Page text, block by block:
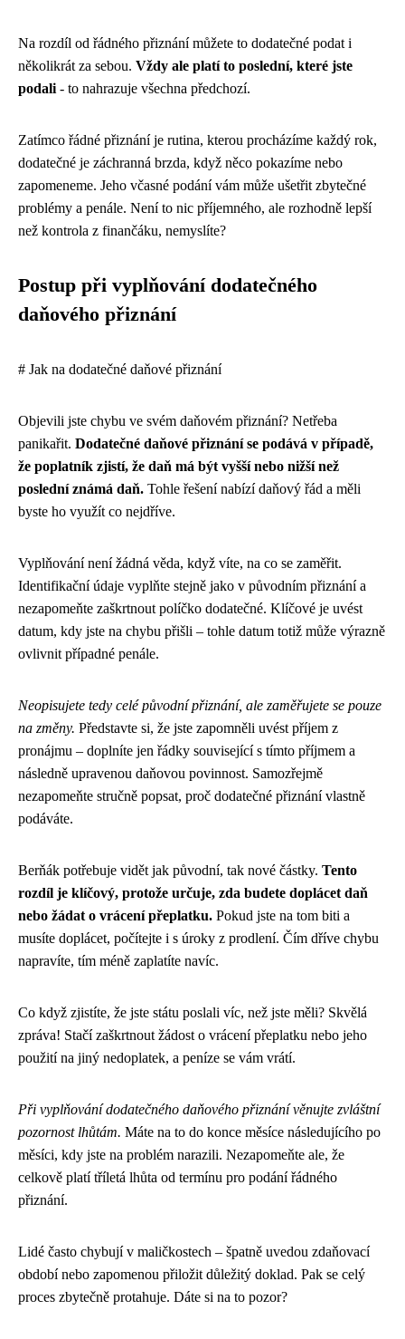
Na rozdíl od řádného přiznání můžete to dodatečné podat i
několikrát za sebou. Vždy ale platí to poslední, které jste
podali - to nahrazuje všechna předchozí.
Zatímco řádné přiznání je rutina, kterou procházíme každý rok,
dodatečné je záchranná brzda, když něco pokazíme nebo
zapomeneme. Jeho včasné podání vám může ušetřit zbytečné
problémy a penále. Není to nic příjemného, ale rozhodně lepší
než kontrola z finančáku, nemyslíte?
Postup při vyplňování dodatečného
daňového přiznání
# Jak na dodatečné daňové přiznání
Objevili jste chybu ve svém daňovém přiznání? Netřeba
panikařit. Dodatečné daňové přiznání se podává v případě,
že poplatník zjistí, že daň má být vyšší nebo nižší než
poslední známá daň. Tohle řešení nabízí daňový řád a měli
byste ho využít co nejdříve.
Vyplňování není žádná věda, když víte, na co se zaměřit.
Identifikační údaje vyplňte stejně jako v původním přiznání a
nezapomeňte zaškrtnout políčko dodatečné. Klíčové je uvést
datum, kdy jste na chybu přišli – tohle datum totiž může výrazně
ovlivnit případné penále.
Neopisujete tedy celé původní přiznání, ale zaměřujete se pouze
na změny. Představte si, že jste zapomněli uvést příjem z
pronájmu – doplníte jen řádky související s tímto příjmem a
následně upravenou daňovou povinnost. Samozřejmě
nezapomeňte stručně popsat, proč dodatečné přiznání vlastně
podáváte.
Berňák potřebuje vidět jak původní, tak nové částky. Tento
rozdíl je klíčový, protože určuje, zda budete doplácet daň
nebo žádat o vrácení přeplatku. Pokud jste na tom biti a
musíte doplácet, počítejte i s úroky z prodlení. Čím dříve chybu
napravíte, tím méně zaplatíte navíc.
Co když zjistíte, že jste státu poslali víc, než jste měli? Skvělá
zpráva! Stačí zaškrtnout žádost o vrácení přeplatku nebo jeho
použití na jiný nedoplatek, a peníze se vám vrátí.
Při vyplňování dodatečného daňového přiznání věnujte zvláštní
pozornost lhůtám. Máte na to do konce měsíce následujícího po
měsíci, kdy jste na problém narazili. Nezapomeňte ale, že
celkově platí tříletá lhůta od termínu pro podání řádného
přiznání.
Lidé často chybují v maličkostech – špatně uvedou zdaňovací
období nebo zapomenou přiložit důležitý doklad. Pak se celý
proces zbytečně protahuje. Dáte si na to pozor?